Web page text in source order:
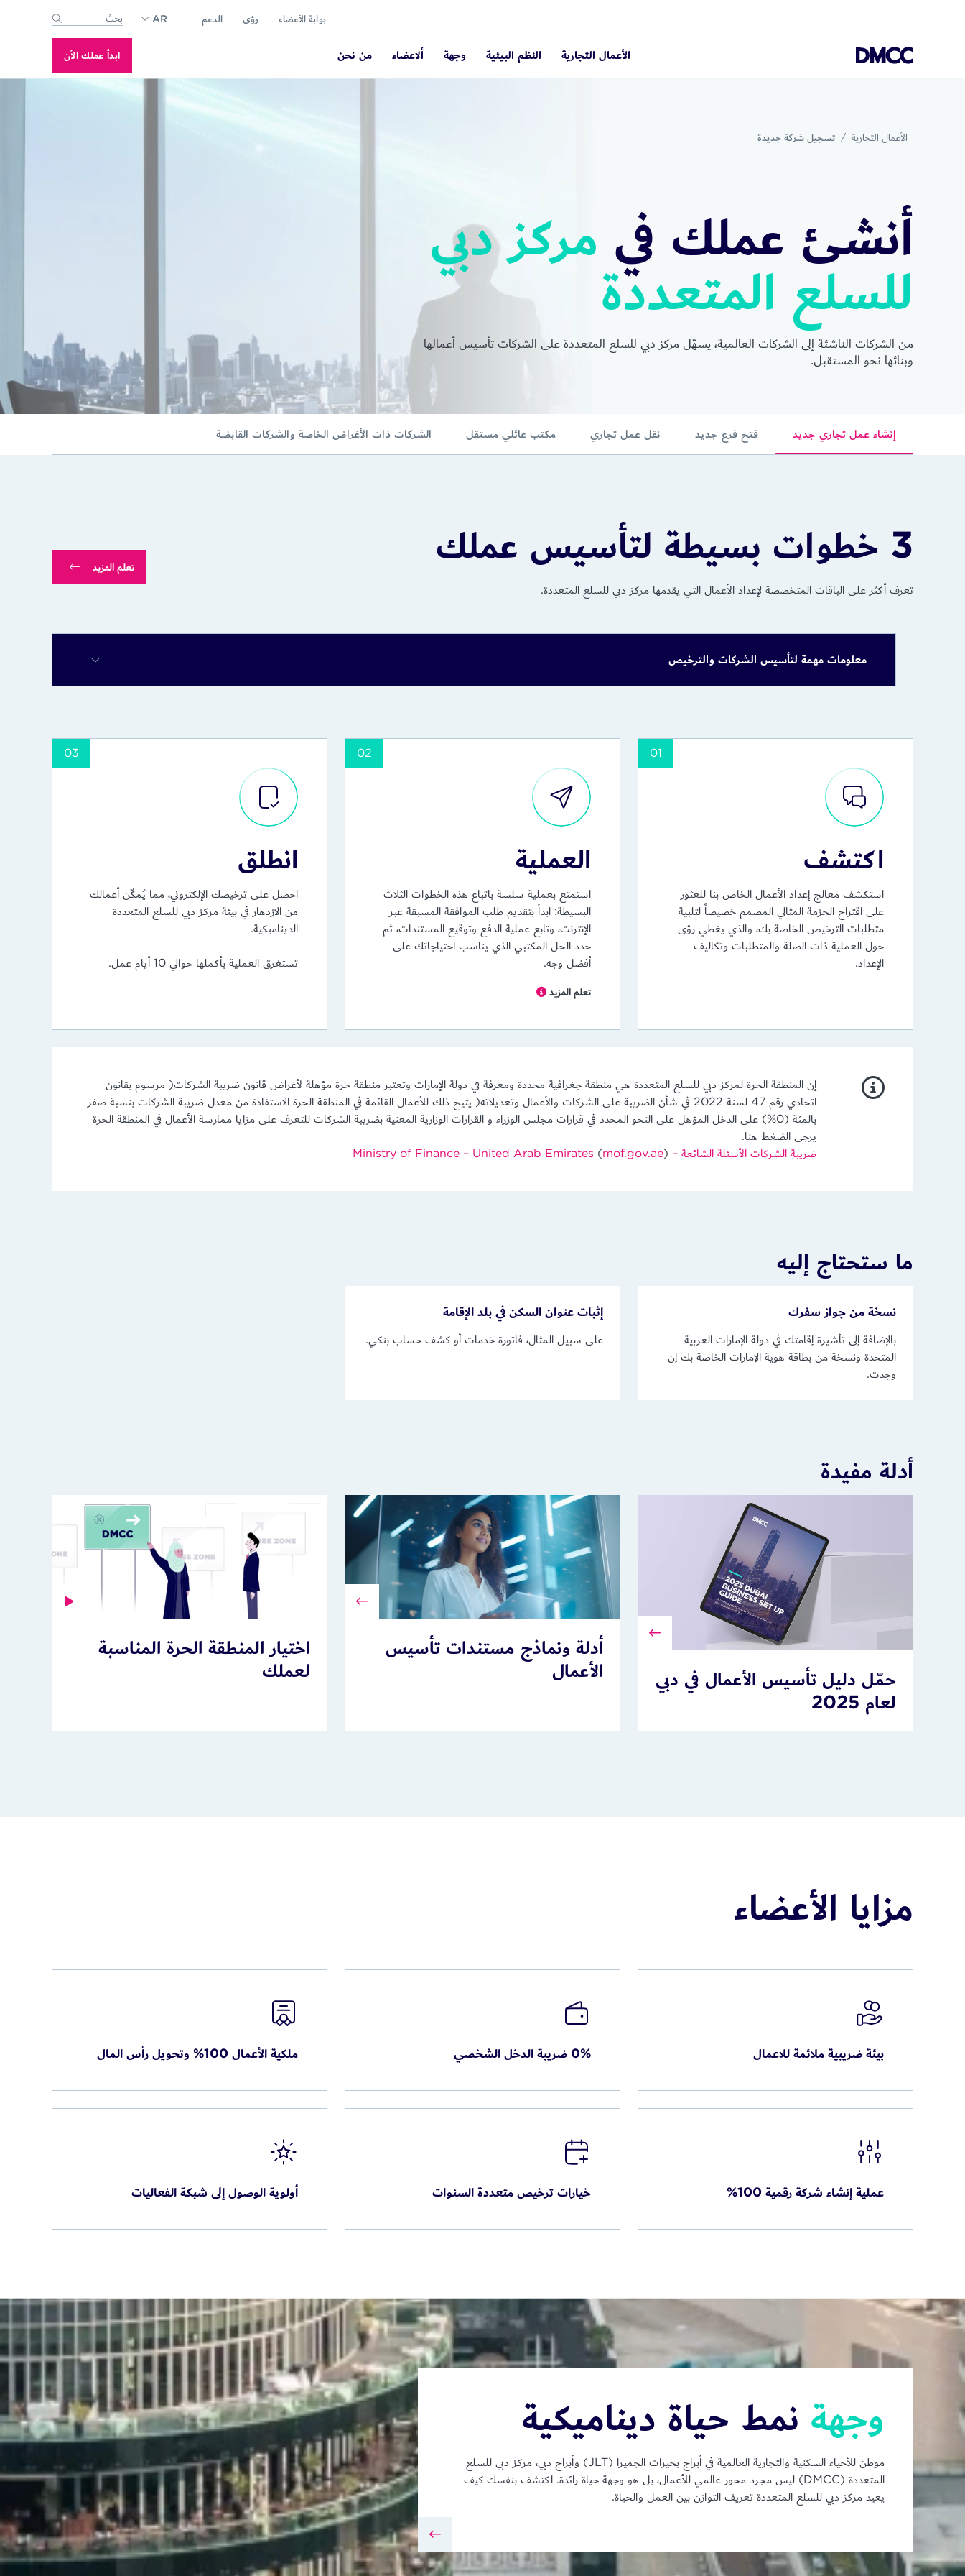
بوابة الأعضاء رؤى الدعم AR
feature attached.
the search field is empty.
الأعمال التجارية النظم البيئية وجهة ألاعضاء من نحن ابدأ عملك الأن
الأعمال التجارية تسجيل شركة جديدة
أنشئ عملك في مركز دبي
للسلع المتعددة
من الشركات الناشئة إلى الشركات العالمية، يسهّل مركز دبي للسلع المتعددة على الشركات تأسيس أعمالها
وبنائها نحو المستقبل.
إنشاء عمل تجاري جديد فتح فرع جديد نقل عمل تجاري مكتب عائلي مستقل الشركات ذات الأغراض الخاصة والشركات القابضة
3 خطوات بسيطة لتأسيس عملك
تعرف أكثر على الباقات المتخصصة لإعداد الأعمال التي يقدمها مركز دبي للسلع المتعددة.
تعلم المزيد
معلومات مهمة لتأسيس الشركات والترخيص
للتسجيل
تعديل تجديد البوابة الإلكترونية الخاصة بمركز دبي للسلع المتعددة.
وثائق التعريف
للمساهمين والمديرين والمفوضين بالتوقيع (جواز السفر، تأشيرة الإقامة، وإثبات العنوان).
مستندات ملكية الشركة
، مثل هيكل المساهمين، والنظام الأساسي للشركة (عقد التأسيس والنظام الداخلي)، وأي وثائق تخص الشركة الأم أو المجموعة إن وجدت.
بيانات المُستفيد الحقيقي النهائي (UBO)
01
اكتشف
استكشف معالج إعداد الأعمال الخاص بنا للعثور
على اقتراح الحزمة المثالي المصمم خصيصاً لتلبية
متطلبات الترخيص الخاصة بك، والذي يغطي رؤى
حول العملية ذات الصلة والمتطلبات وتكاليف
الإعداد.
02
العملية
استمتع بعملية سلسة باتباع هذه الخطوات الثلاث
البسيطة: ابدأ بتقديم طلب الموافقة المسبقة عبر
الإنترنت، وتابع عملية الدفع وتوقيع المستندات، ثم
حدد الحل المكتبي الذي يناسب احتياجاتك على
أفضل وجه.
تعلم المزيد
03
انطلق
احصل على ترخيصك الإلكتروني، مما يُمكّن أعمالك
من الازدهار في بيئة مركز دبي للسلع المتعددة
الديناميكية.
تستغرق العملية بأكملها حوالي 10 أيام عمل.
إن المنطقة الحرة لمركز دبي للسلع المتعددة هي منطقة جغرافية محددة ومعرفة في دولة الإمارات وتعتبر منطقة حرة مؤهلة لأغراض قانون ضريبة الشركات( مرسوم بقانون
اتحادي رقم 47 لسنة 2022 في شأن الضريبة على الشركات والأعمال وتعديلاته( يتيح ذلك للأعمال القائمة في المنطقة الحرة الاستفادة من معدل ضريبة الشركات بنسبة صفر
بالمئة (0%) على الدخل المؤهل على النحو المحدد في قرارات مجلس الوزراء و القرارات الوزارية المعنية بضريبة الشركات للتعرف على مزايا ممارسة الأعمال في المنطقة الحرة
يرجى الضغط هنا.
ضريبة الشركات الأسئلة الشائعة – Ministry of Finance – United Arab Emirates
(mof.gov.ae)
ما ستحتاج إليه
نسخة من جواز سفرك
بالإضافة إلى تأشيرة إقامتك في دولة الإمارات العربية
المتحدة ونسخة من بطاقة هوية الإمارات الخاصة بك إن
وجدت.
إثبات عنوان السكن في بلد الإقامة
على سبيل المثال، فاتورة خدمات أو كشف حساب بنكي.
أدلة مفيدة
حمّل دليل تأسيس الأعمال في دبي
لعام 2025
أدلة ونماذج مستندات تأسيس
الأعمال
اختيار المنطقة الحرة المناسبة
لعملك
مزايا الأعضاء
بيئة ضريبية ملائمة للاعمال 0% ضريبة الدخل الشخصي ملكية الأعمال 100% وتحويل رأس المال
عملية إنشاء شركة رقمية 100% خيارات ترخيص متعددة السنوات أولوية الوصول إلى شبكة الفعاليات
وجهة نمط حياة ديناميكية
موطن للأحياء السكنية والتجارية العالمية في أبراج بحيرات الجميرا (JLT) وأبراج دبي، مركز دبي للسلع
المتعددة (DMCC) ليس مجرد محور عالمي للأعمال، بل هو وجهة حياة رائدة. اكتشف بنفسك كيف
يعيد مركز دبي للسلع المتعددة تعريف التوازن بين العمل والحياة.